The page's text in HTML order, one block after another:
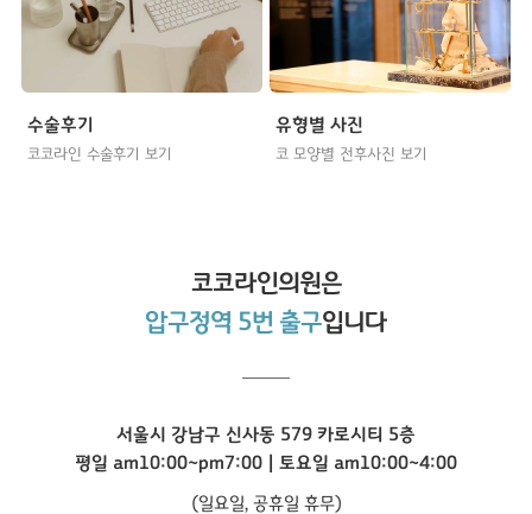
수술후기
코코라인 수술후기 보기
유형별 사진
코 모양별 전후사진 보기
코코라인의원은
압구정역 5번 출구입니다
서울시 강남구 신사동 579 카로시티 5층
평일 am10:00~pm7:00 | 토요일 am10:00~4:00
(일요일, 공휴일 휴무)